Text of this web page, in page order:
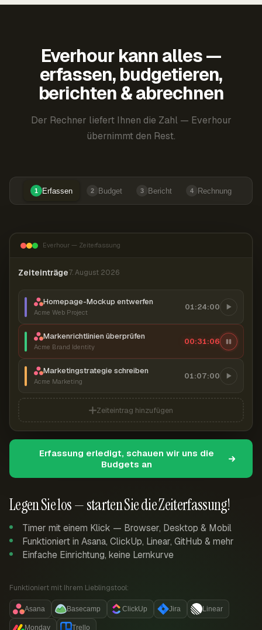
Everhour kann alles —
erfassen, budgetieren,
berichten & abrechnen
Der Rechner liefert Ihnen die Zahl — Everhour
übernimmt den Rest.
1 Erfassen 2 Budget 3 Bericht 4 Rechnung
Legen Sie los — starten Sie die Zeiterfassung!
Timer mit einem Klick — Browser, Desktop & Mobil
Funktioniert in Asana, ClickUp, Linear, GitHub & mehr
Einfache Einrichtung, keine Lernkurve
Funktioniert mit Ihrem Lieblingstool:
Asana Basecamp ClickUp Jira Linear
Monday Trello
Everhour — Zeiterfassung
Zeiteinträge7. August 2026
Homepage-Mockup entwerfen
Acme Web Project
01:24:00
Markenrichtlinien überprüfen
Acme Brand Identity
00:31:07
Marketingstrategie schreiben
Acme Marketing
01:07:00
Zeiteintrag hinzufügen
Erfassung erledigt, schauen wir uns die
Budgets an